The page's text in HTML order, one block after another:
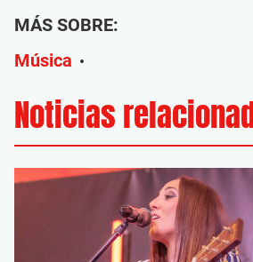
MÁS SOBRE:
Música •
Noticias